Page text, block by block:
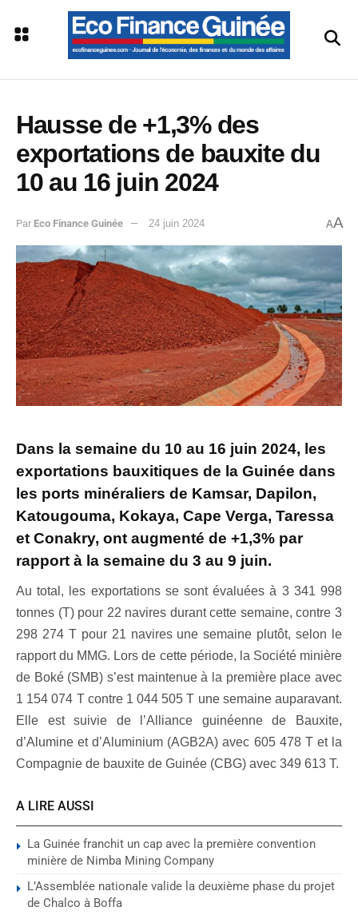
Hausse de +1,3% des
exportations de bauxite du
10 au 16 juin 2024
Par Eco Finance Guinée 24 juin 2024 AA
Dans la semaine du 10 au 16 juin 2024, les
exportations bauxitiques de la Guinée dans
les ports minéraliers de Kamsar, Dapilon,
Katougouma, Kokaya, Cape Verga, Taressa
et Conakry, ont augmenté de +1,3% par
rapport à la semaine du 3 au 9 juin.
Au total, les exportations se sont évaluées à 3 341 998
tonnes (T) pour 22 navires durant cette semaine, contre 3
298 274 T pour 21 navires une semaine plutôt, selon le
rapport du MMG. Lors de cette période, la Société minière
de Boké (SMB) s’est maintenue à la première place avec
1 154 074 T contre 1 044 505 T une semaine auparavant.
Elle est suivie de l’Alliance guinéenne de Bauxite,
d’Alumine et d’Aluminium (AGB2A) avec 605 478 T et la
Compagnie de bauxite de Guinée (CBG) avec 349 613 T.
A LIRE AUSSI
La Guinée franchit un cap avec la première convention
minière de Nimba Mining Company
L’Assemblée nationale valide la deuxième phase du projet
de Chalco à Boffa